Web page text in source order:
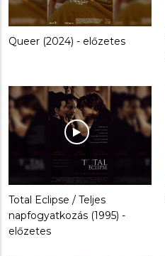
Queer (2024) - előzetes
Total Eclipse / Teljes
napfogyatkozás (1995) -
előzetes